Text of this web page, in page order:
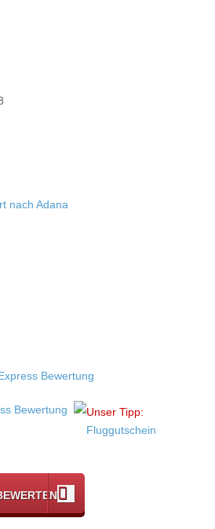
nach Adana
Bewertung
Bewertung
Unser Tipp:
Fluggutschein